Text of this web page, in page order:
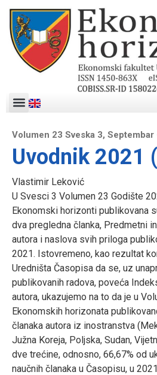
Volumen 23 Sveska 3,
Uvodnik 2021
Vlastimir Leković
U Svesci 3 Volumen 23 Godište
Ekonomski horizonti publikovana
dva pregledna članka, Predmetni
autora i naslova svih priloga
2021. Istovremeno, kao rezultat
Uredništa Časopisa da se, uz
publikovanih radova, poveća
autora, ukazujemo na to da je u
Ekonomskih horizonata
članaka autora iz inostranstva
Južna Koreja, Poljska, Sudan,
dve trećine, odnosno, 66,67% od
naučnih članaka u Časopisu, u